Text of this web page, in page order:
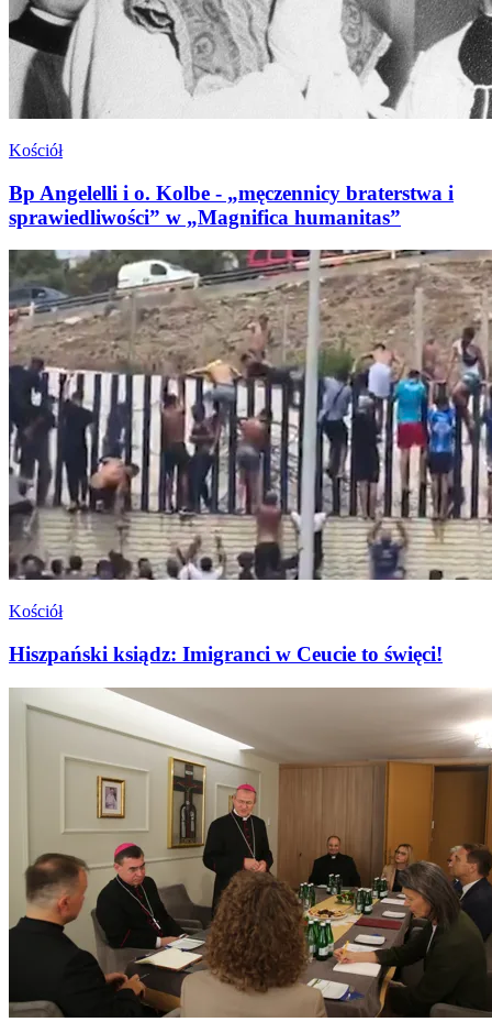
Kościół
Bp Angelelli i o. Kolbe - „męczennicy braterstwa i
sprawiedliwości” w „Magnifica humanitas”
Kościół
Hiszpański ksiądz: Imigranci w Ceucie to święci!